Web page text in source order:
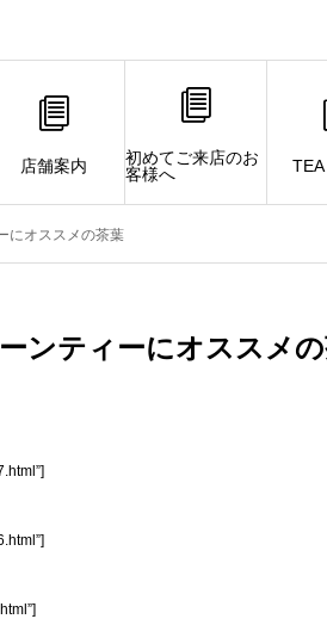
店舗案内
初めてご来店のお
客様へ
にオススメの茶葉
ンティーにオススメ